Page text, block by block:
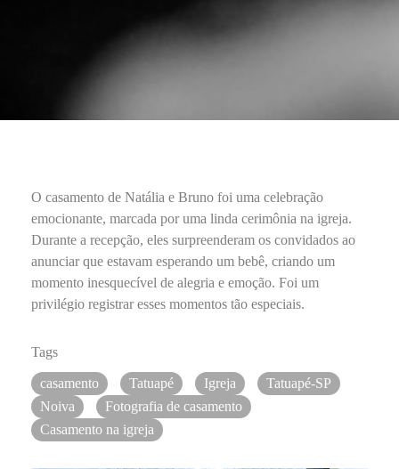
O casamento de Natália e Bruno foi uma celebração
emocionante, marcada por uma linda cerimônia na igreja.
Durante a recepção, eles surpreenderam os convidados ao
anunciar que estavam esperando um bebê, criando um
momento inesquecível de alegria e emoção. Foi um
privilégio registrar esses momentos tão especiais.
Tags
casamento Tatuapé Igreja
Tatuapé-SP
Noiva
Fotografia de casamento
Casamento na igreja